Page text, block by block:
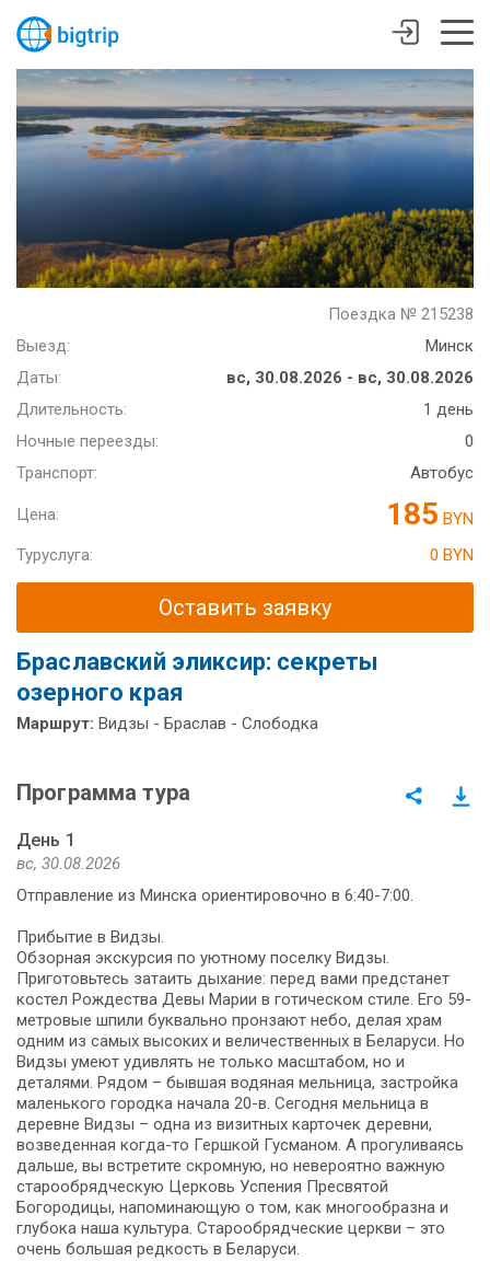
Поездка № 215238
Выезд:
Минск
Даты:
вс, 30.08.2026 - вс, 30.08.2026
Длительность:
1 день
Ночные переезды:
0
Транспорт:
Автобус
Цена: 185 BYN
Туруслуга:
0 BYN
Оставить заявку
Браславский эликсир: секреты
озерного края
Маршрут: Видзы - Браслав - Слободка
Программа тура
День 1
вс, 30.08.2026
Отправление из Минска ориентировочно в 6:40-7:00.
Прибытие в Видзы.
Обзорная экскурсия по уютному поселку Видзы.
Приготовьтесь затаить дыхание: перед вами предстанет
костел Рождества Девы Марии в готическом стиле. Его 59-
метровые шпили буквально пронзают небо, делая храм
одним из самых высоких и величественных в Беларуси. Но
Видзы умеют удивлять не только масштабом, но и
деталями. Рядом – бывшая водяная мельница, застройка
маленького городка начала 20-в. Сегодня мельница в
деревне Видзы – одна из визитных карточек деревни,
возведенная когда-то Гершкой Гусманом. А прогуливаясь
дальше, вы встретите скромную, но невероятно важную
старообрядческую Церковь Успения Пресвятой
Богородицы, напоминающую о том, как многообразна и
глубока наша культура. Старообрядческие церкви – это
очень большая редкость в Беларуси.